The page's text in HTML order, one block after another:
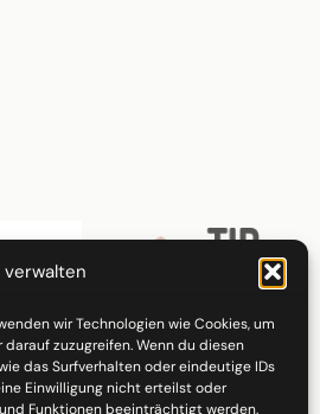
verwalten
wir Technologien wie Cookies, um
zuzugreifen. Wenn du diesen
das Surfverhalten oder eindeutige IDs
Einwilligung nicht erteilst oder
Funktionen beeinträchtigt werden.